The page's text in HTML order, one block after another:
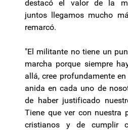
destacó el valor de la
juntos llegamos mucho
remarcó.
"El militante no tiene un
marcha porque siempre
allá, cree profundamente
anida en cada uno de
de haber justificado
Tiene que ver con nuestra
cristianos y de cumplir